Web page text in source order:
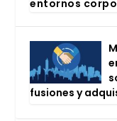
entor­nos
fusio­nes y